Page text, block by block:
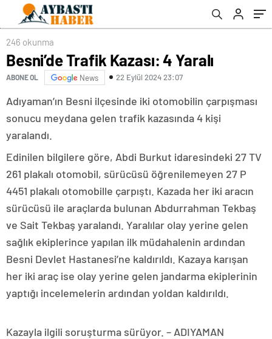
246 okunma
Besni’de Trafik Kazası: 4 Yaralı
ABONE OL News 22 Eylül 2024 23:07
Adıyaman’ın Besni ilçesinde iki otomobilin çarpışması
sonucu meydana gelen trafik kazasında 4 kişi
yaralandı.
Edinilen bilgilere göre, Abdi Burkut idaresindeki 27 TV
261 plakalı otomobil, sürücüsü öğrenilemeyen 27 P
4451 plakalı otomobille çarpıştı. Kazada her iki aracın
sürücüsü ile araçlarda bulunan Abdurrahman Tekbaş
ve Sait Tekbaş yaralandı. Yaralılar olay yerine gelen
sağlık ekiplerince yapılan ilk müdahalenin ardından
Besni Devlet Hastanesi’ne kaldırıldı. Kazaya karışan
her iki araç ise olay yerine gelen jandarma ekiplerinin
yaptığı incelemelerin ardından yoldan kaldırıldı.
Kazayla ilgili soruşturma sürüyor. – ADIYAMAN